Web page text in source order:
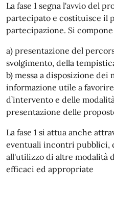
La fase 1 segna l'avvio del
partecipato e costituisce il
partecipazione. Si
a) presentazione del
svolgimento, della
b) messa a disposizione
informazione utile a
d’intervento e delle
presentazione delle
La fase 1 si attua anche
eventuali incontri pubblici,
all'utilizzo di altre modalità
efficaci ed appropriate